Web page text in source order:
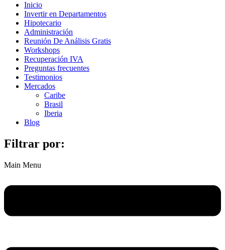
Inicio
Invertir en Departamentos
Hipotecario
Administración
Reunión De Análisis Gratis
Workshops
Recuperación IVA
Preguntas frecuentes
Testimonios
Mercados
Caribe
Brasil
Iberia
Blog
Filtrar por:
Main Menu